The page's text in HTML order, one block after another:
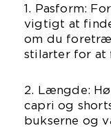
1. Pasform:
vigtigt at
om du
stilarter for at
2. Længde:
capri og
bukserne og